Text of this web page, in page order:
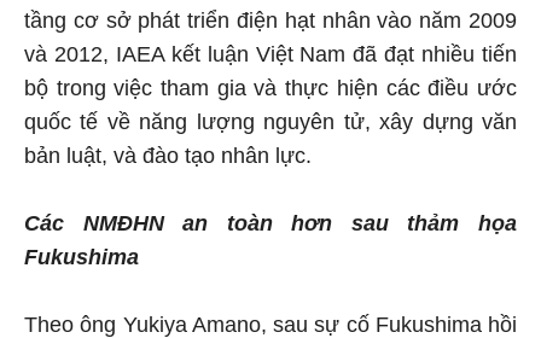
tầng cơ sở phát triển điện hạt nhân vào năm 2009
và 2012, IAEA kết luận Việt Nam đã đạt nhiều tiến
bộ trong việc tham gia và thực hiện các điều ước
quốc tế về năng lượng nguyên tử, xây dựng văn
bản luật, và đào tạo nhân lực.
Các NMĐHNan toàn hơn sau thảm họa
Fukushima
Theo ông Yukiya Amano, sau sự cố Fukushima hồi